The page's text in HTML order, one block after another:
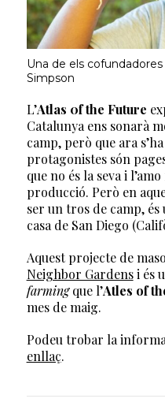
Una de els
Simpson
L’Atlas 0f the Future
Catalunya ens sonarà
camp, però que ara
protagonistes són
que no és la seva i
producció. Però en
ser un tros de camp,
casa de San Diego
Aquest projecte de
Neighbor Gardensi és
farmingque l’Atles of
mes de maig.
Podeu trobar la
enllaç.